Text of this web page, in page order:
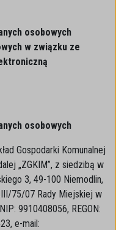
osobowych
w związku ze
osobowych
Gospodarki Komunalnej
„ZGKIM”, z siedzibą w
3, 49-100 Niemodlin,
75/07 Rady Miejskiej w
9910408056, REGON:
e-mail: